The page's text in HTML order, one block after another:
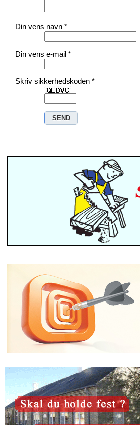
Din vens navn *
Din vens e-mail *
Skriv sikkerhedskoden *